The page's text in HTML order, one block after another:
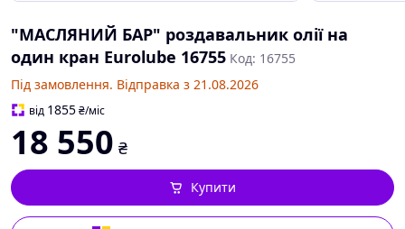
"МАСЛЯНИЙ БАР" роздавальник олії на
один кран Eurolube 16755 Код: 16755
Під замовлення. Відправка з 21.08.2026
від 1855₴/міс
18 550 ₴
Купити